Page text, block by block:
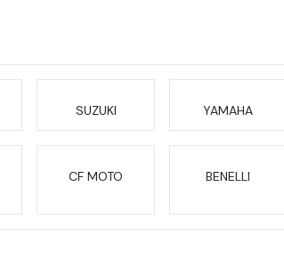
SUZUKI YAMAHA
CF MOTO BENELLI